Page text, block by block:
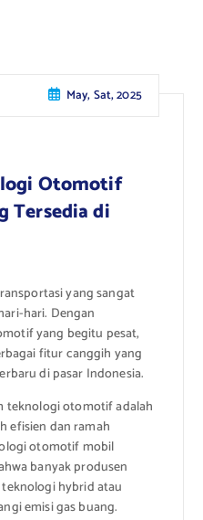
May, Sat, 2025
Otomotif
Tersedia di
yang sangat
hari. Dengan
yang begitu pesat,
fitur canggih yang
di pasar Indonesia.
teknologi otomotif adalah
efisien dan ramah
otomotif mobil
banyak produsen
hybrid atau
emisi gas buang.